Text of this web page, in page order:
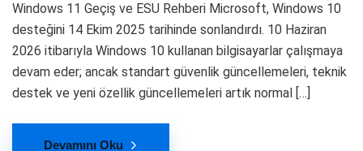
Windows 11 Geçiş ve ESU Rehberi Microsoft, Windows 10
desteğini 14 Ekim 2025 tarihinde sonlandırdı. 10 Haziran
2026 itibarıyla Windows 10 kullanan bilgisayarlar çalışmaya
devam eder; ancak standart güvenlik güncellemeleri, teknik
destek ve yeni özellik güncellemeleri artık normal […]
Devamını Oku